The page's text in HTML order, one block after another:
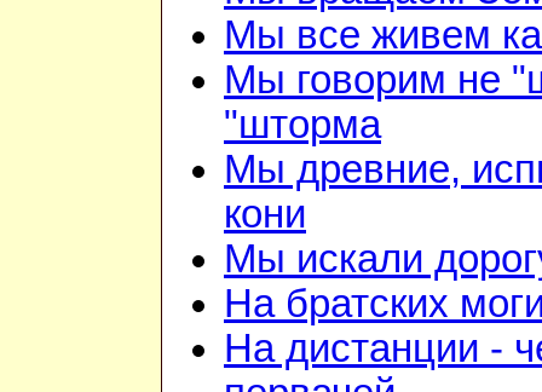
Мы все живем
Мы говорим не
"шторма
Мы древние,
кони
Мы искали
На братских
На дистанции -